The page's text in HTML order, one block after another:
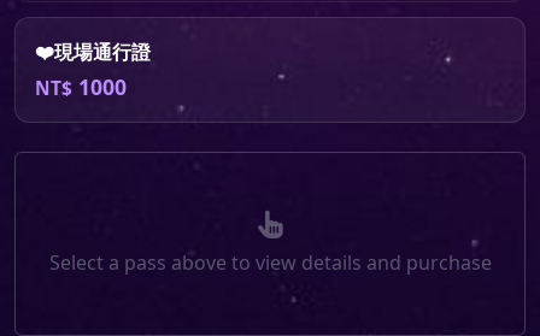
❤️現場通行證
NT$ 1000
Select a pass above to view details and purchase